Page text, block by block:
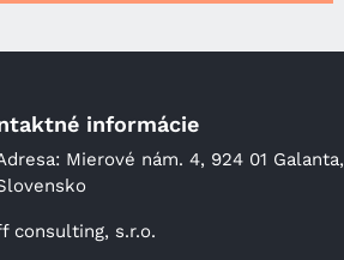
informácie
Mierové nám. 4, 924 01 Galanta,
consulting, s.r.o.